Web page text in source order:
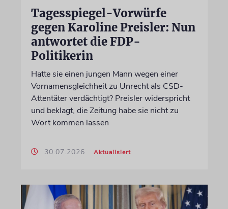
Tagesspiegel-Vorwürfe
gegen Karoline Preisler: Nun
antwortet die FDP-
Politikerin
Hatte sie einen jungen Mann wegen einer
Vornamensgleichheit zu Unrecht als CSD-
Attentäter verdächtigt? Preisler widerspricht
und beklagt, die Zeitung habe sie nicht zu
Wort kommen lassen
30.07.2026 Aktualisiert